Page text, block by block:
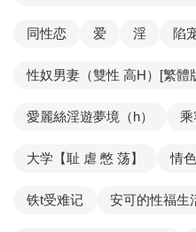
同性恋 爱 淫 陷
性奴男妻（雙性 高H）[繁體
愛麗絲淫遊夢境（h） 乘
大学【耻 虐 憋 荡】 情
铁t受难记 安可的性福生